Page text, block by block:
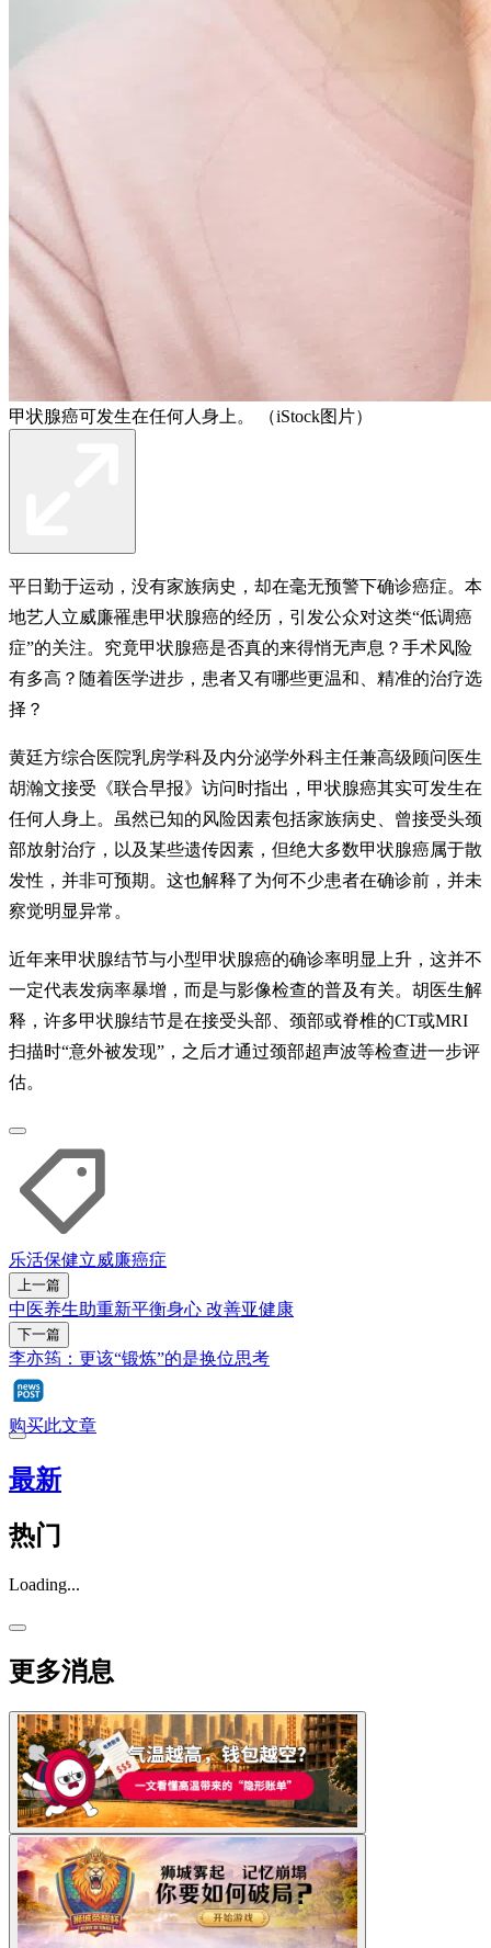
甲状腺癌可发生在任何人身上。 （iStock图片）
平日勤于运动，没有家族病史，却在毫无预警下确诊癌症。本
地艺人立威廉罹患甲状腺癌的经历，引发公众对这类“低调癌
症”的关注。究竟甲状腺癌是否真的来得悄无声息？手术风险
有多高？随着医学进步，患者又有哪些更温和、精准的治疗选
择？
黄廷方综合医院乳房学科及内分泌学外科主任兼高级顾问医生
胡瀚文接受《联合早报》访问时指出，甲状腺癌其实可发生在
任何人身上。虽然已知的风险因素包括家族病史、曾接受头颈
部放射治疗，以及某些遗传因素，但绝大多数甲状腺癌属于散
发性，并非可预期。这也解释了为何不少患者在确诊前，并未
察觉明显异常。
近年来甲状腺结节与小型甲状腺癌的确诊率明显上升，这并不
一定代表发病率暴增，而是与影像检查的普及有关。胡医生解
释，许多甲状腺结节是在接受头部、颈部或脊椎的CT或MRI
扫描时“意外被发现”，之后才通过颈部超声波等检查进一步评
估。
乐活保健立威廉癌症
上一篇
中医养生助重新平衡身心 改善亚健康
下一篇
李亦筠：更该“锻炼”的是换位思考
购买此文章
最新
热门
Loading...
更多消息